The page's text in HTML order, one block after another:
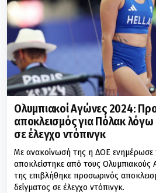
Ολυμπιακοί Αγώνες 2024:
αποκλεισμός για Πόλακ λόγω
σε έλεγχο ντόπινγκ
Με ανακοίνωσή της η ΔΟΕ
αποκλείστηκε από τους Ολυμπιακούς
της επιβλήθηκε προσωρινός
δείγματος σε έλεγχο ντόπινγκ.